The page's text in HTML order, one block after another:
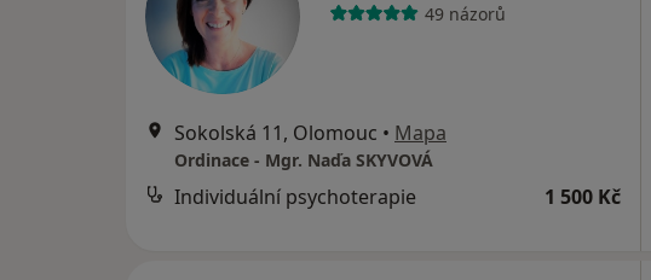
49 názorů
Sokolská 11, Olomouc • Mapa
Ordinace - Mgr. Naďa SKYVOVÁ
Individuální psychoterapie 1 500 Kč